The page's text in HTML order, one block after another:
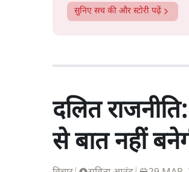
सुनिए सच की और स्टोरी पढ़ें
दलित
से बात नहीं